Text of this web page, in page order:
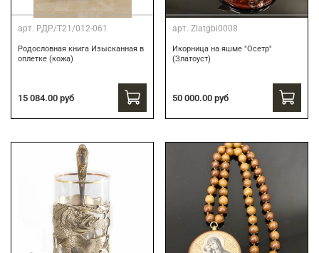
арт. РДР/Т21/012-061
Родословная книга Изысканная в
оплетке (кожа)
15 084.00 руб
арт. Zlatgbi0008
Икорница на яшме "Осетр"
(Златоуст)
50 000.00 руб